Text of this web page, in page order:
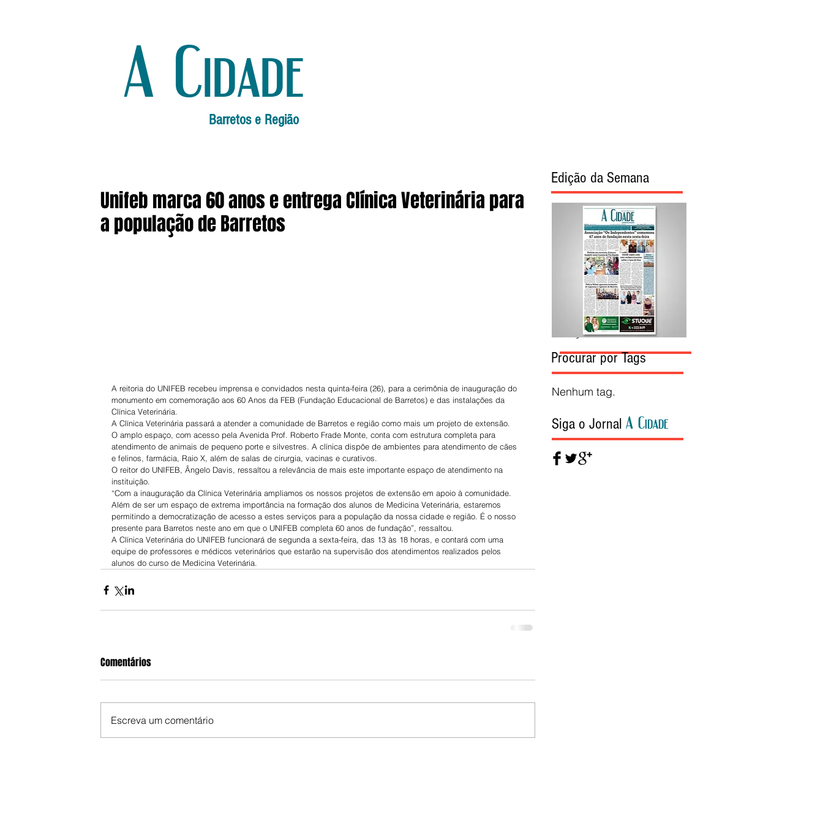
A Cidade
Barretos e Região
Unifeb marca 60 anos e entrega Clínica Veterinária para
a população de Barretos
A reitoria do UNIFEB recebeu imprensa e convidados nesta quinta-feira (26), para a cerimônia de inauguração do
monumento em comemoração aos 60 Anos da FEB (Fundação Educacional de Barretos) e das instalações da
Clínica Veterinária.
A Clínica Veterinária passará a atender a comunidade de Barretos e região como mais um projeto de extensão.
O amplo espaço, com acesso pela Avenida Prof. Roberto Frade Monte, conta com estrutura completa para
atendimento de animais de pequeno porte e silvestres. A clínica dispõe de ambientes para atendimento de cães
e felinos, farmácia, Raio X, além de salas de cirurgia, vacinas e curativos.
O reitor do UNIFEB, Ângelo Davis, ressaltou a relevância de mais este importante espaço de atendimento na
instituição.
“Com a inauguração da Clínica Veterinária ampliamos os nossos projetos de extensão em apoio à comunidade.
Além de ser um espaço de extrema importância na formação dos alunos de Medicina Veterinária, estaremos
permitindo a democratização de acesso a estes serviços para a população da nossa cidade e região. É o nosso
presente para Barretos neste ano em que o UNIFEB completa 60 anos de fundação”, ressaltou.
A Clínica Veterinária do UNIFEB funcionará de segunda a sexta-feira, das 13 às 18 horas, e contará com uma
equipe de professores e médicos veterinários que estarão na supervisão dos atendimentos realizados pelos
alunos do curso de Medicina Veterinária.
Comentários
Escreva um comentário
Edição da Semana
Edição da Semana
Procurar por Tags
Nenhum tag.
Siga o Jornal A Cidade